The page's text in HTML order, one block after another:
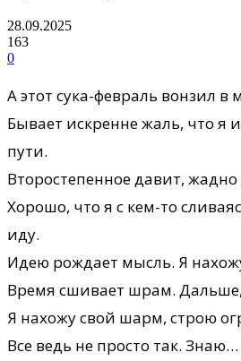
28.09.2025
163
0
А этот сука-февраль вонзил в
Бывает искренне жаль, что я
пути.
Второстепенное давит, жадно
Хорошо, что я с кем-то
иду.
Идею рождает мысль. Я
Время сшивает шрам. Дальше,
Я нахожу свой шарм, строю
Все ведь не просто так. Знаю…